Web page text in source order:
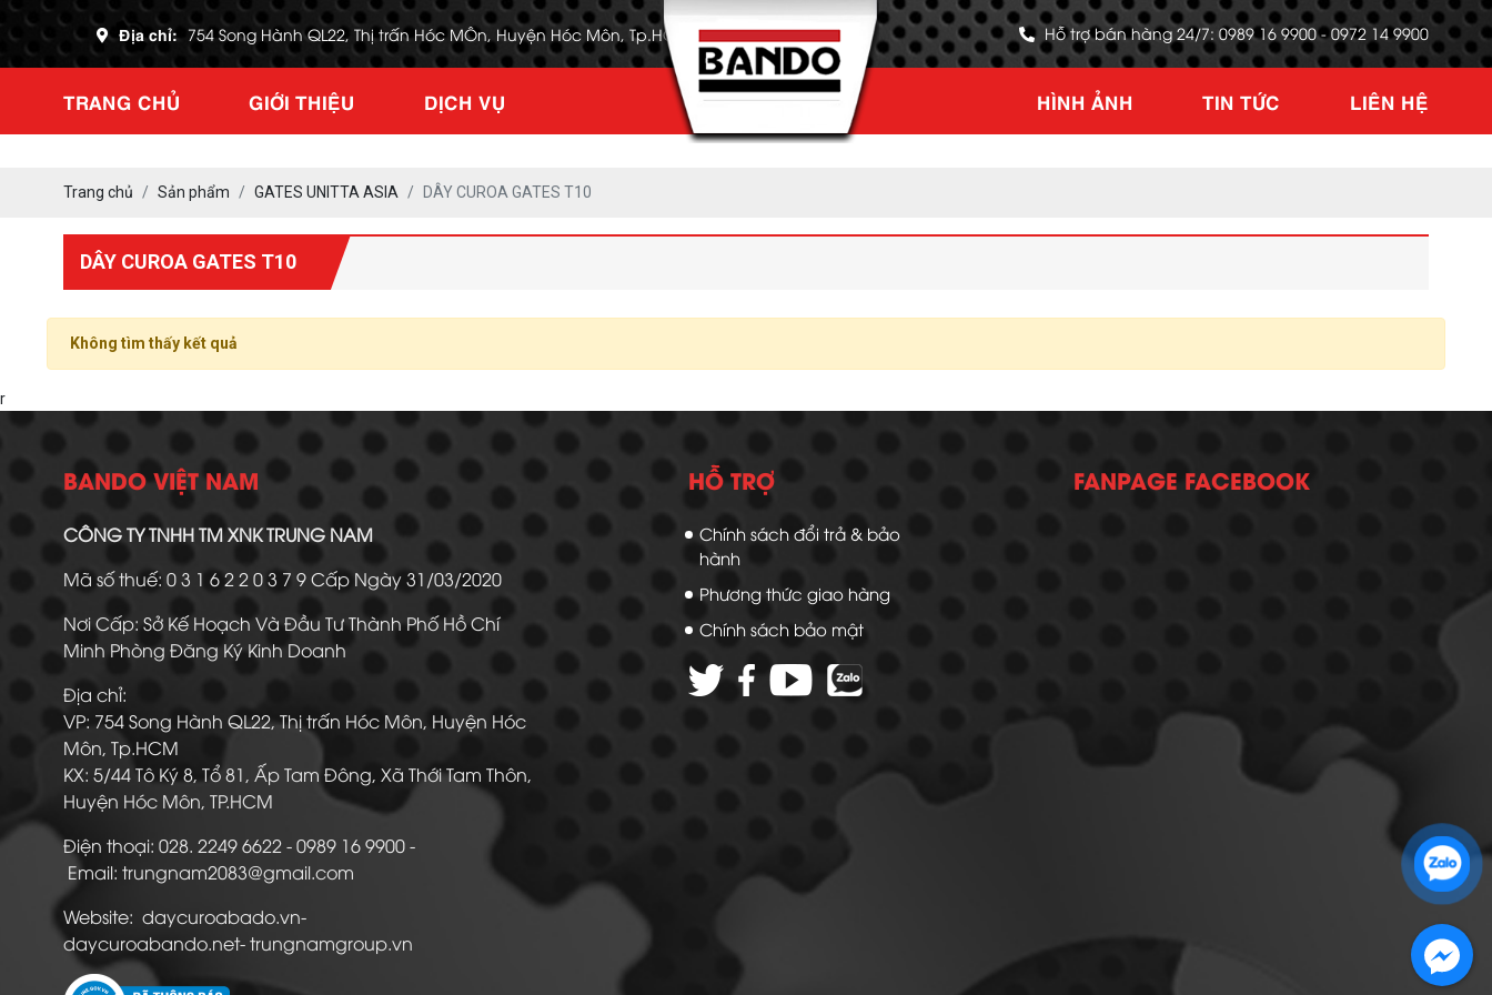
Địa chỉ: 754 Song Hành QL22, Thị trấn Hóc MÔn, Huyện Hóc Môn, Tp.HCM Hỗ trợ bán hàng 24/7: 0989 16 9900 - 0972 14 9900
TRANG CHỦ GIỚI THIỆU DỊCH VỤ HÌNH ẢNH TIN TỨC LIÊN HỆ
Trang chủ Sản phẩm GATES UNITTA ASIA DÂY CUROA GATES T10
DÂY CUROA GATES T10
Không tìm thấy kết quả
r
BANDO VIỆT NAM
CÔNG TY TNHH TM XNK TRUNG NAM
Mã số thuế: 0 3 1 6 2 2 0 3 7 9 Cấp Ngày 31/03/2020
Nơi Cấp: Sở Kế Hoạch Và Đầu Tư Thành Phố Hồ Chí
Minh Phòng Đăng Ký Kinh Doanh
Địa chỉ:
VP: 754 Song Hành QL22, Thị trấn Hóc Môn, Huyện Hóc
Môn, Tp.HCM
KX: 5/44 Tô Ký 8, Tổ 81, Ấp Tam Đông, Xã Thới Tam Thôn,
Huyện Hóc Môn, TP.HCM
Điện thoại: 028. 2249 6622 - 0989 16 9900 -
Email: trungnam2083@gmail.com
Website: daycuroabado.vn-
daycuroabando.net- trungnamgroup.vn
HỖ TRỢ
Chính sách đổi trả & bảo
hành
Phương thức giao hàng
Chính sách bảo mật
FANPAGE FACEBOOK
Zalo 2: 0972 14 9900